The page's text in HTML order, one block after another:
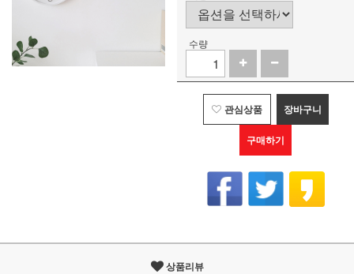
수량
관심상품 장바구니
구매하기
상품리뷰